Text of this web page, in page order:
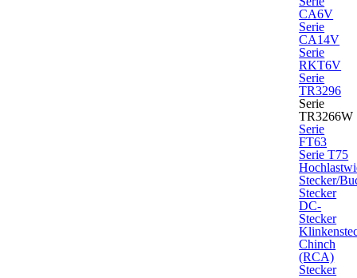
CA6V
Serie
CA14V
Serie
RKT6V
Serie
TR3296
Serie
TR3266W
Serie
FT63
Serie T75
Stecker/
Stecker
DC-
Stecker
Chinch
(RCA)
Stecker